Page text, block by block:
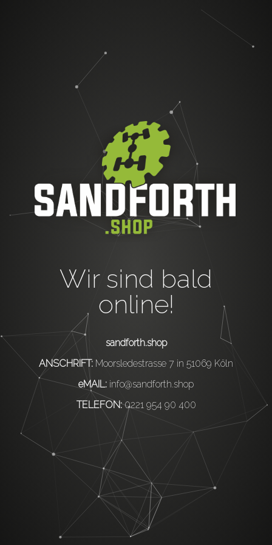
Wir sind bald
online!
sandforth.shop
ANSCHRIFT: Moorsledestrasse 7 in 51069 Köln
eMAIL: info@sandforth.shop
TELEFON:0221 954 90 400